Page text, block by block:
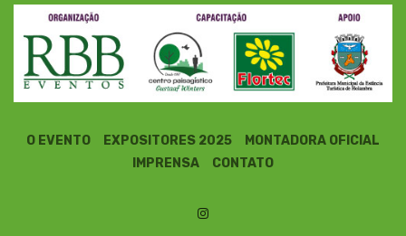
O EVENTO EXPOSITORES 2025
MONTADORA OFICIAL
IMPRENSA
CONTATO